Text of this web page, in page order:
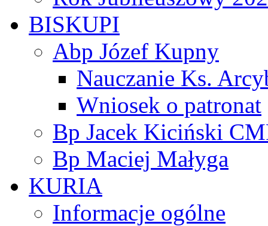
BISKUPI
Abp Józef Kupny
Nauczanie Ks.
Wniosek o patronat
Bp Jacek Kiciński
Bp Maciej Małyga
KURIA
Informacje ogólne